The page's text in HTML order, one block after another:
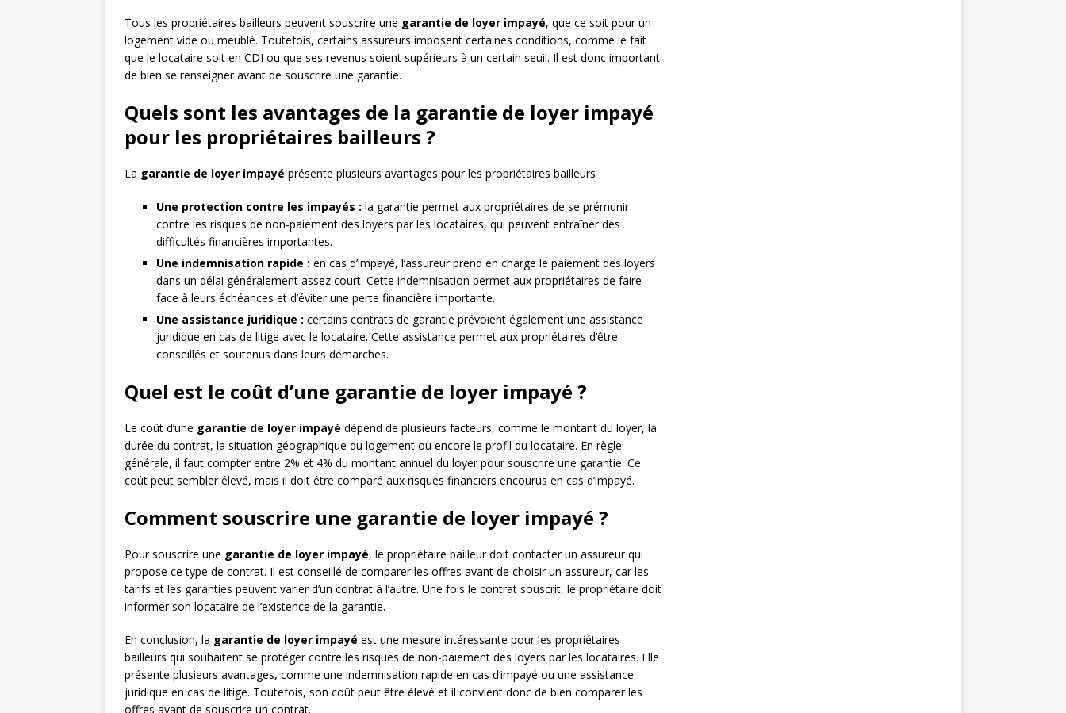
Tous les propriétaires bailleurs peuvent souscrire une garantie de loyer impayé, que ce soit pour un
logement vide ou meublé. Toutefois, certains assureurs imposent certaines conditions, comme le fait
que le locataire soit en CDI ou que ses revenus soient supérieurs à un certain seuil. Il est donc important
de bien se renseigner avant de souscrire une garantie.
Quels sont les avantages de la garantie de loyer impayé
pour les propriétaires bailleurs ?
La garantie de loyer impayé présente plusieurs avantages pour les propriétaires bailleurs :
Une protection contre les impayés : la garantie permet aux propriétaires de se prémunir
contre les risques de non-paiement des loyers par les locataires, qui peuvent entraîner des
difficultés financières importantes.
Une indemnisation rapide : en cas d’impayé, l’assureur prend en charge le paiement des loyers
dans un délai généralement assez court. Cette indemnisation permet aux propriétaires de faire
face à leurs échéances et d’éviter une perte financière importante.
Une assistance juridique : certains contrats de garantie prévoient également une assistance
juridique en cas de litige avec le locataire. Cette assistance permet aux propriétaires d’être
conseillés et soutenus dans leurs démarches.
Quel est le coût d’une garantie de loyer impayé ?
Le coût d’une garantie de loyer impayé dépend de plusieurs facteurs, comme le montant du loyer, la
durée du contrat, la situation géographique du logement ou encore le profil du locataire. En règle
générale, il faut compter entre 2% et 4% du montant annuel du loyer pour souscrire une garantie. Ce
coût peut sembler élevé, mais il doit être comparé aux risques financiers encourus en cas d’impayé.
Comment souscrire une garantie de loyer impayé ?
Pour souscrire une garantie de loyer impayé, le propriétaire bailleur doit contacter un assureur qui
propose ce type de contrat. Il est conseillé de comparer les offres avant de choisir un assureur, car les
tarifs et les garanties peuvent varier d’un contrat à l’autre. Une fois le contrat souscrit, le propriétaire doit
informer son locataire de l’existence de la garantie.
En conclusion, la garantie de loyer impayé est une mesure intéressante pour les propriétaires
bailleurs qui souhaitent se protéger contre les risques de non-paiement des loyers par les locataires. Elle
présente plusieurs avantages, comme une indemnisation rapide en cas d’impayé ou une assistance
juridique en cas de litige. Toutefois, son coût peut être élevé et il convient donc de bien comparer les
offres avant de souscrire un contrat.